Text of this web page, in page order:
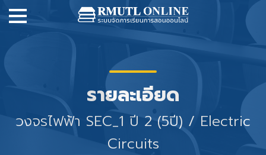
รายละเอียด
วงจรไฟฟ้า SEC_1 ปี 2 (5ปี) / Electric
Circuits